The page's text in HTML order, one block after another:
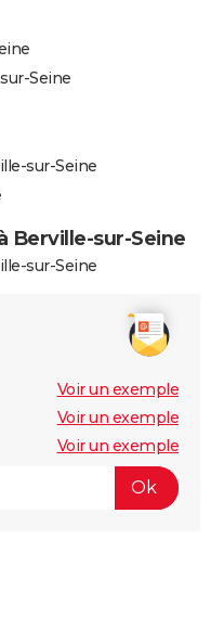
Seine
sur-Seine
Berville-sur-Seine
sur-Seine
Voir un exemple
Voir un exemple
Voir un exemple